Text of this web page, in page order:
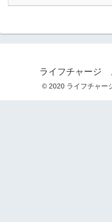
ライフチャージ
© 2020 ライフチャー